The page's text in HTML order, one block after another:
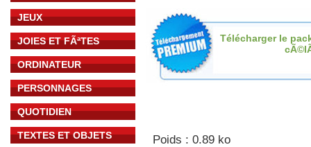
JEUX
JOIES ET FÃªTES
ORDINATEUR
PERSONNAGES
QUOTIDIEN
TEXTES ET OBJETS
Télécharger le
Poids : 0.89 ko